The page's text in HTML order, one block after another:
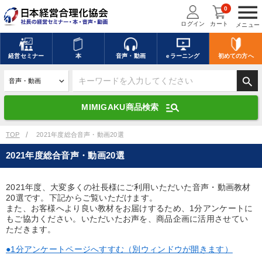
menu
メニュー
ログイン カート
0
経営セミナー 本 音声・動画 eラーニング 初めての方へ
search
MIMIGAKU商品検索 manage_search
キーワードを入力して探す
デジタル版対応のみ検索結果に表示する
search 上記の条件で検索
全国経営者セミナー講演収録物（全1315タイトル）からお探しいただけ
ます
カテゴリー
TOP 2021年度総合音声・動画20選
2021年度総合音声・動画20選
2021年度、大変多くの社長様にご利用いただいた音声・動画教材
20選です。下記からご覧いただけます。
また、お客様へより良い教材をお届けするため、1分アンケートに
もご協力ください。いただいたお声を、商品企画に活用させてい
ただきます。
●1分アンケートページへすすむ（別ウィンドウが開きます）